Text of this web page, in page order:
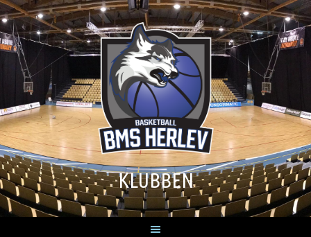
KLUBBEN